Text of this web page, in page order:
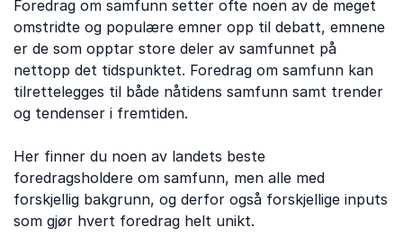
Foredrag om samfunn setter ofte noen av de meget
omstridte og populære emner opp til debatt, emnene
er de som opptar store deler av samfunnet på
nettopp det tidspunktet. Foredrag om samfunn kan
tilrettelegges til både nåtidens samfunn samt trender
og tendenser i fremtiden.
Her finner du noen av landets beste
foredragsholdere om samfunn, men alle med
forskjellig bakgrunn, og derfor også forskjellige inputs
som gjør hvert foredrag helt unikt.